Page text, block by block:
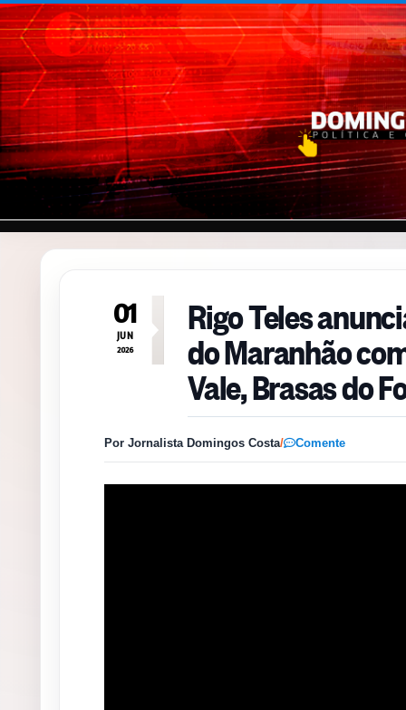
Pular para o conteúdo
01
JUN
2026
Rigo Teles
do Maranhão
Vale, Brasas do
Por Jornalista Domingos Costa/ Comente